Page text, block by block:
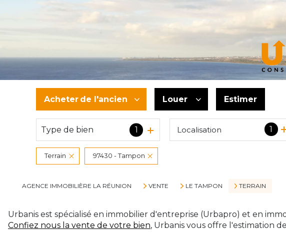
Acheter de l'ancien
De l'ancien
De l'immo pro
Louer
à l'année
Estimer
Type de bien 1 1
Localisation
Terrain 97430 - Tampon
AGENCE IMMOBILIÈRE LA RÉUNION VENTE LE TAMPON TERRAIN
Urbanis est spécialisé en immobilier d'entreprise (Urbapro) et en
Confiez nous la vente de votre bien, Urbanis vous offre l'estimation